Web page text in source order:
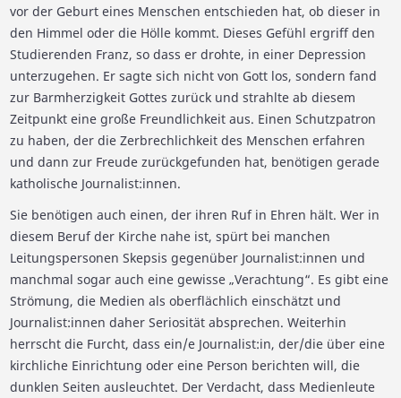
vor der Geburt eines Menschen entschieden hat, ob dieser in
den Himmel oder die Hölle kommt. Dieses Gefühl ergriff den
Studierenden Franz, so dass er drohte, in einer Depression
unterzugehen. Er sagte sich nicht von Gott los, sondern fand
zur Barmherzigkeit Gottes zurück und strahlte ab diesem
Zeitpunkt eine große Freundlichkeit aus. Einen Schutzpatron
zu haben, der die Zerbrechlichkeit des Menschen erfahren
und dann zur Freude zurückgefunden hat, benötigen gerade
katholische Journalist:innen.
Sie benötigen auch einen, der ihren Ruf in Ehren hält. Wer in
diesem Beruf der Kirche nahe ist, spürt bei manchen
Leitungspersonen Skepsis gegenüber Journalist:innen und
manchmal sogar auch eine gewisse „Verachtung“. Es gibt eine
Strömung, die Medien als oberflächlich einschätzt und
Journalist:innen daher Seriosität absprechen. Weiterhin
herrscht die Furcht, dass ein/e Journalist:in, der/die über eine
kirchliche Einrichtung oder eine Person berichten will, die
dunklen Seiten ausleuchtet. Der Verdacht, dass Medienleute